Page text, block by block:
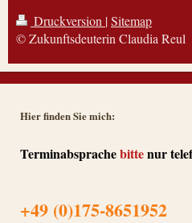
Druckversion |Sitemap
© Zukunftsdeuterin Claudia Reul
Hier finden Sie mich:
Terminabsprachebittenur
+49 (0)175-8651952